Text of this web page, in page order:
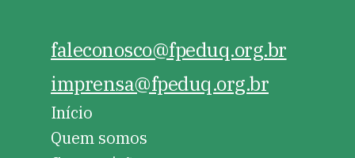
faleconosco@fpeduq.org.br
imprensa@fpeduq.org.br
Início
Quem somos